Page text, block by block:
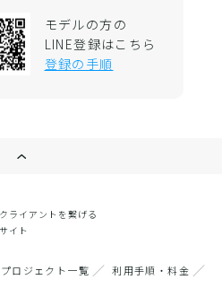
モデルの方の
LINE登録はこちら
登録の手順
ライアントを繋げる
イト
プロジェクト一覧
利用手順・料金